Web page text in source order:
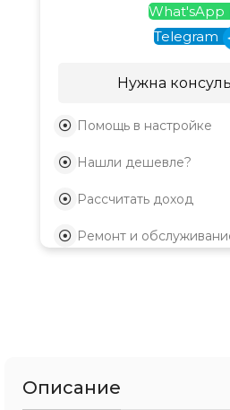
What'sApp
Telegram
Нужна
Помощь в настройке
Нашли дешевле?
Рассчитать доход
Ремонт и
Описание